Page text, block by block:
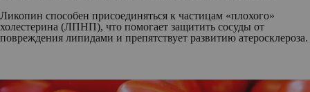
Ликопин способен присоединяться к частицам «плохого»
холестерина (ЛПНП), что помогает защитить сосуды от
повреждения липидами и препятствует развитию атеросклероза.